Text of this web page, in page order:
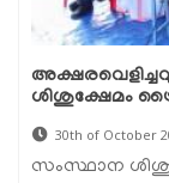
ശിശുക്ഷേമം
30th of October
സംസ്ഥാന